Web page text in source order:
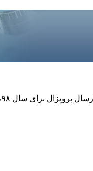
برای سال ۹۸، ۲۷ آذرماه است.